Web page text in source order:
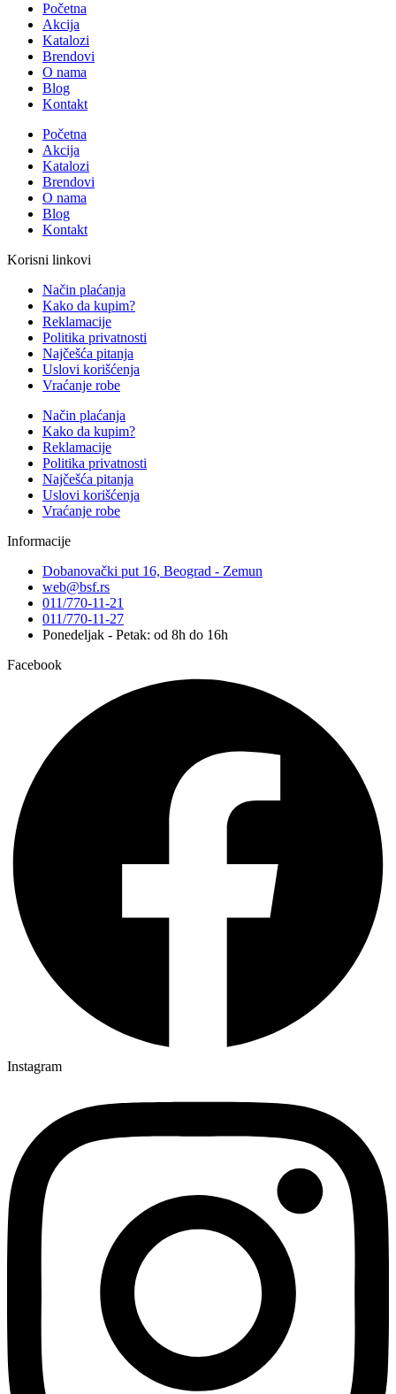
Početna
Akcija
Katalozi
Brendovi
O nama
Blog
Kontakt
Početna
Akcija
Katalozi
Brendovi
O nama
Blog
Kontakt
Korisni linkovi
Način plaćanja
Kako da kupim?
Reklamacije
Politika privatnosti
Najčešća pitanja
Uslovi korišćenja
Vraćanje robe
Način plaćanja
Kako da kupim?
Reklamacije
Politika privatnosti
Najčešća pitanja
Uslovi korišćenja
Vraćanje robe
Informacije
Dobanovački put 16, Beograd - Zemun
web@bsf.rs
011/770-11-21
011/770-11-27
Ponedeljak - Petak: od 8h do 16h
Facebook
Instagram